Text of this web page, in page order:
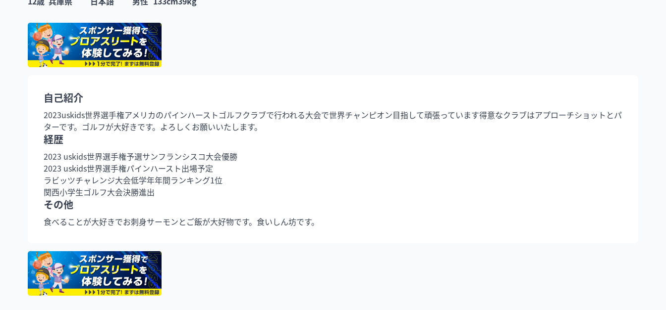
自己紹介
2023uskids世界選手権アメリカのパインハーストゴルフクラブで行われる大会で世界チャンピオン目指して頑張っています得意なクラブはアプローチショットとパ
ターです。ゴルフが大好きです。よろしくお願いいたします。
経歴
2023 uskids世界選手権予選サンフランシスコ大会優勝
2023 uskids世界選手権パインハースト出場予定
ラビッツチャレンジ大会低学年年間ランキング1位
関西小学生ゴルフ大会決勝進出
その他
食べることが大好きでお刺身サーモンとご飯が大好物です。食いしん坊です。